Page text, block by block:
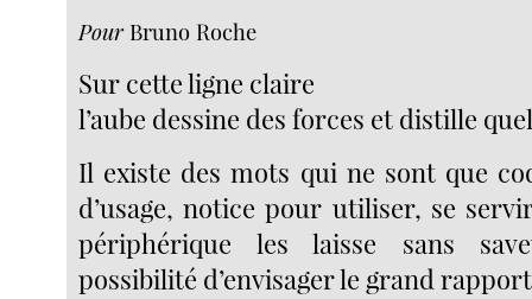
PourBruno Roche
Sur cette ligne claire
l’aube dessine des forces et distille
Il existe des mots qui ne sont que
d’usage, notice pour utiliser, se
périphérique les laisse sans
possibilité d’envisager le grand rapport